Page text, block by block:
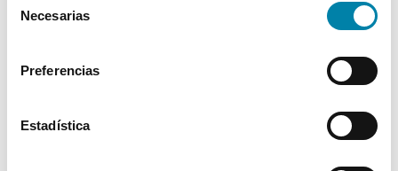
Necesarias
Preferencias
Estadística
Multimedia